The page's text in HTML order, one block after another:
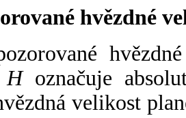
hvězdné
Hoznačuje
velikost